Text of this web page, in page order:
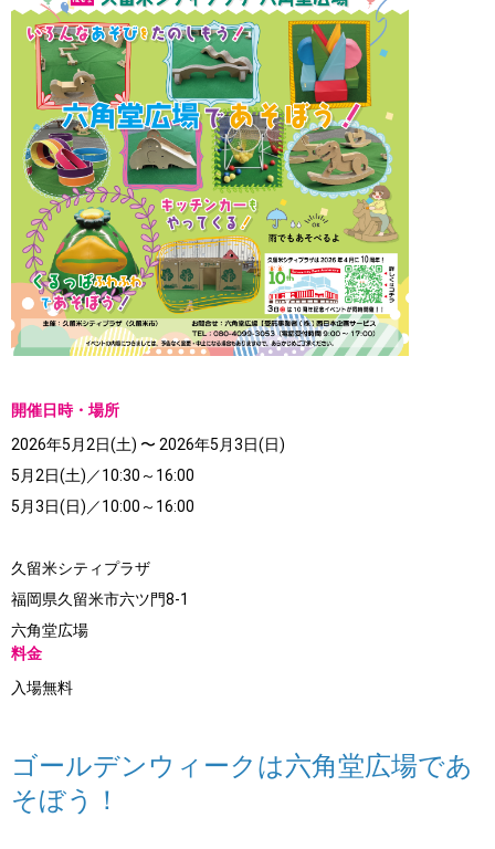
開催日時・場所
2026年5月2日(土) 〜 2026年5月3日(日)
5月2日(土)／10:30～16:00
5月3日(日)／10:00～16:00
久留米シティプラザ
福岡県久留米市六ツ門8-1
六角堂広場
料金
入場無料
ゴールデンウィークは六角堂広場であ
そぼう！